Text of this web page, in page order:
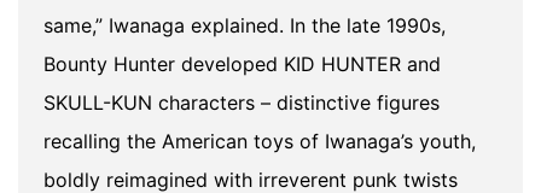
same,” Iwanaga explained. In the late 1990s,
Bounty Hunter developed KID HUNTER and
SKULL-KUN characters – distinctive figures
recalling the American toys of Iwanaga’s youth,
boldly reimagined with irreverent punk twists